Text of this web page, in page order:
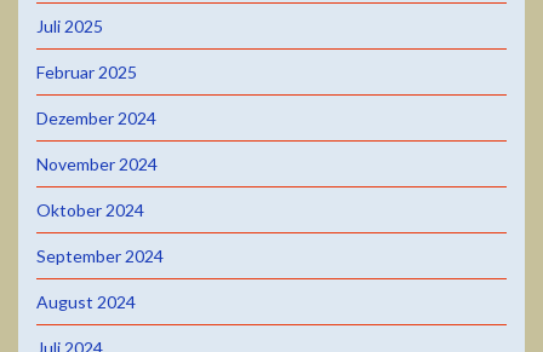
Juli 2025
Februar 2025
Dezember 2024
November 2024
Oktober 2024
September 2024
August 2024
Juli 2024